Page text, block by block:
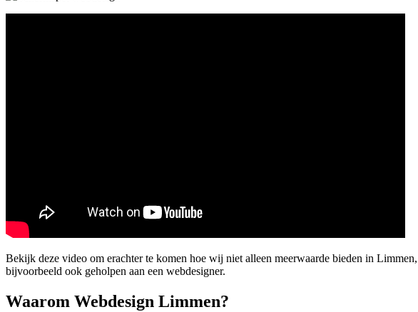
Bekijk deze video om erachter te komen hoe wij niet alleen meerwaarde bieden in
bijvoorbeeld ook geholpen aan een webdesigner.
Waarom Webdesign Limmen?